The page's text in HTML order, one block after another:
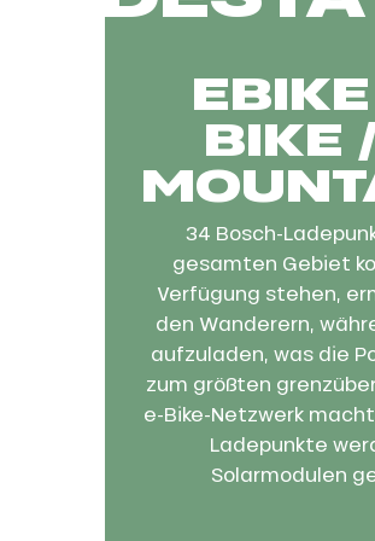
BIKE
34 Bosch-
gesamten Gebiet
Verfügung stehen,
den Wanderern,
aufzuladen, was die
zum größten
e-Bike-Netzwerk
Ladepunkte
Solarmodulen